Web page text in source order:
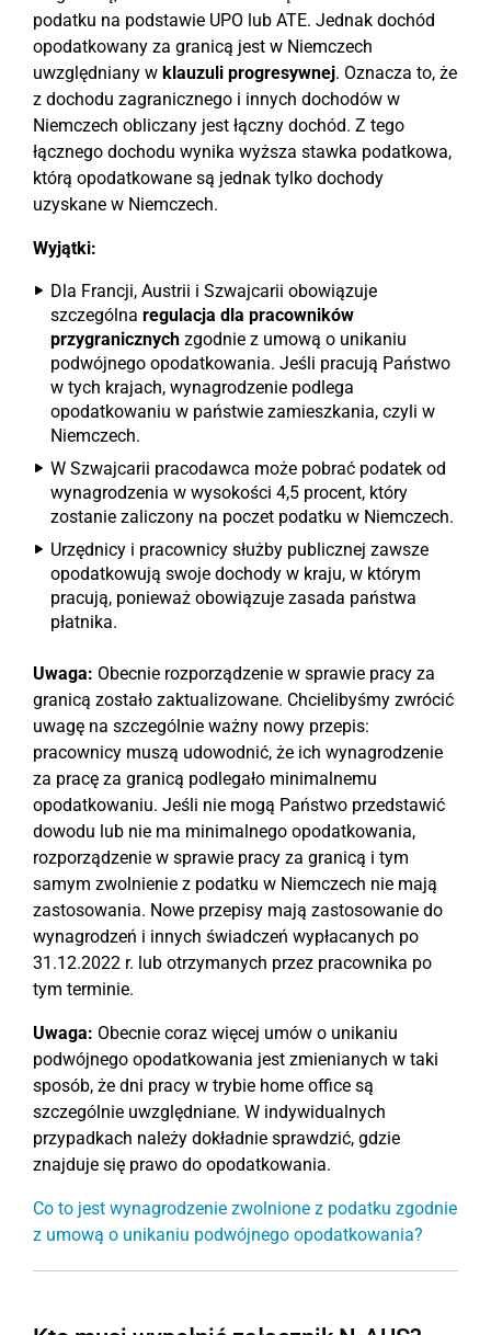
podatku na podstawie UPO lub ATE. Jednak dochód
opodatkowany za granicą jest w Niemczech
uwzględniany w klauzuli progresywnej. Oznacza to, że
z dochodu zagranicznego i innych dochodów w
Niemczech obliczany jest łączny dochód. Z tego
łącznego dochodu wynika wyższa stawka podatkowa,
którą opodatkowane są jednak tylko dochody
uzyskane w Niemczech.
Wyjątki:
Dla Francji, Austrii i Szwajcarii obowiązuje
szczególna regulacja dla pracowników
przygranicznych zgodnie z umową o unikaniu
podwójnego opodatkowania. Jeśli pracują Państwo
w tych krajach, wynagrodzenie podlega
opodatkowaniu w państwie zamieszkania, czyli w
Niemczech.
W Szwajcarii pracodawca może pobrać podatek od
wynagrodzenia w wysokości 4,5 procent, który
zostanie zaliczony na poczet podatku w Niemczech.
Urzędnicy i pracownicy służby publicznej zawsze
opodatkowują swoje dochody w kraju, w którym
pracują, ponieważ obowiązuje zasada państwa
płatnika.
Uwaga: Obecnie rozporządzenie w sprawie pracy za
granicą zostało zaktualizowane. Chcielibyśmy zwrócić
uwagę na szczególnie ważny nowy przepis:
pracownicy muszą udowodnić, że ich wynagrodzenie
za pracę za granicą podlegało minimalnemu
opodatkowaniu. Jeśli nie mogą Państwo przedstawić
dowodu lub nie ma minimalnego opodatkowania,
rozporządzenie w sprawie pracy za granicą i tym
samym zwolnienie z podatku w Niemczech nie mają
zastosowania. Nowe przepisy mają zastosowanie do
wynagrodzeń i innych świadczeń wypłacanych po
31.12.2022 r. lub otrzymanych przez pracownika po
tym terminie.
Uwaga: Obecnie coraz więcej umów o unikaniu
podwójnego opodatkowania jest zmienianych w taki
sposób, że dni pracy w trybie home office są
szczególnie uwzględniane. W indywidualnych
przypadkach należy dokładnie sprawdzić, gdzie
znajduje się prawo do opodatkowania.
Co to jest wynagrodzenie zwolnione z podatku zgodnie
z umową o unikaniu podwójnego opodatkowania?